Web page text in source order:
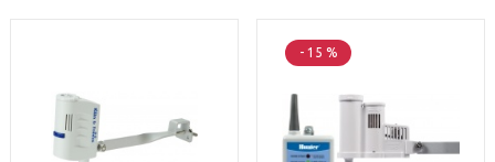
- 15 %